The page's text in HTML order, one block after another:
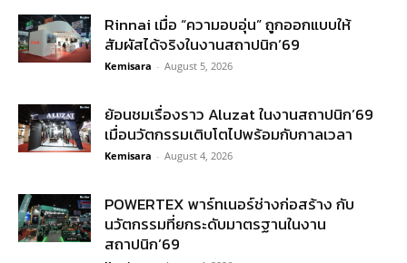
Rinnai เมื่อ “ความอบอุ่น” ถูกออกแบบให้
สัมผัสได้จริงในงานสถาปนิก’69
Kemisara - August 5, 2026
ย้อนชมเรื่องราว Aluzat ในงานสถาปนิก’69
เมื่อนวัตกรรมเติบโตไปพร้อมกับกาลเวลา
Kemisara - August 4, 2026
POWERTEX พาร์ทเนอร์ช่างก่อสร้าง กับ
นวัตกรรมที่ยกระดับมาตรฐานในงาน
สถาปนิก’69